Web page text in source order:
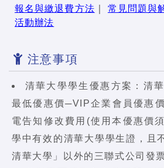
報名與繳退費方法
常見問題與
活動辦法
注意事項
清華大學學生優惠方案：清
最低優惠價─VIP企業會員優惠
電告知修改費用(使用本優惠價
學中有效的清華大學學生證，且
清華大學」以外的三聯式公司發票